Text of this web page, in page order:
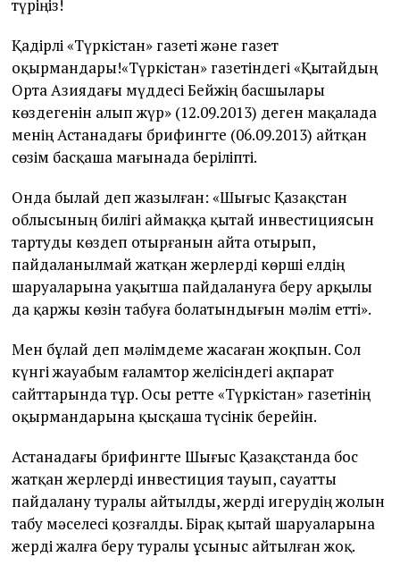
түріңіз!
Қадірлі «Түркістан» газеті және газет
оқырмандары!«Түркістан» газетіндегі «Қытайдың
Орта Азиядағы мүддесі Бейжің басшылары
көздегенін алып жүр» (12.09.2013) деген мақалада
менің Астанадағы брифингте (06.09.2013) айтқан
сөзім басқаша мағынада беріліпті.
Онда былай деп жазылған: «Шығыс Қазақстан
облысының билігі аймаққа қытай инвестициясын
тартуды көздеп отырғанын айта отырып,
пайдаланылмай жатқан жерлерді көрші елдің
шаруаларына уақытша пайдалануға беру арқылы
да қаржы көзін табуға болатындығын мәлім етті».
Мен бұлай деп мәлімдеме жаса­ға­н жоқпын. Сол
күнгі жауабым ға­ламтор желісіндегі ақпарат
сайттарында тұр. Осы ретте «Түркістан» газетінің
оқырмандарына қысқаша түсінік берейін.
Астанадағы брифингте Шығыс Қазақстанда бос
жатқан жерлерді инвестиция тауып, сауатты
пайдалану туралы айтылды, жерді игерудің жолын
табу мәселесі қозғалды. Бірақ қытай шаруаларына
жерді жалға беру туралы ұсыныс айтылған жоқ.